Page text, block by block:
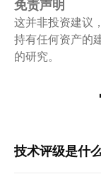
免责声明
这并非投资建议
持有任何资产的
的研究。
技术评级是什